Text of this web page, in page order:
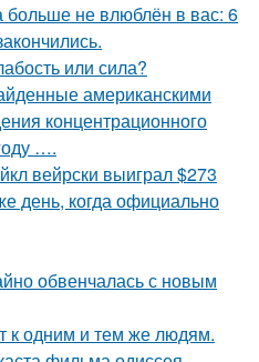
больше не влюблён в вас: 6
или сила?
американскими
концентрационного
….
вейрски выиграл $273
день, когда официально
обвенчалась с новым
к одним и тем же людям.